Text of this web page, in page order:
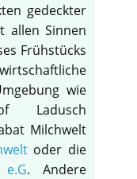
gedeckter
allen Sinnen
Frühstücks
wie
Ladusch
Milchwelt
oder die
. Andere